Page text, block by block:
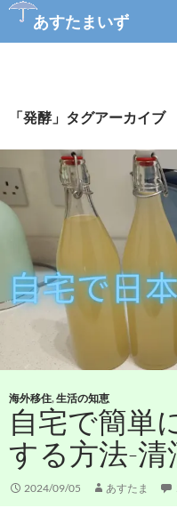
あすたまいず
検
ツ
ス
キ
ッ
プ
「発酵」タグアーカイブ
海外移住,生活の知恵
自宅で簡単
する方法-
2024/09/05 あすたま